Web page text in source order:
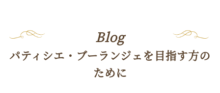
Blog
パティシエ・ブーランジェを目指す方の
ために